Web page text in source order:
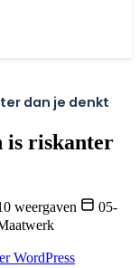
dan je denkt
is riskanter
weergaven
05-
WordPress